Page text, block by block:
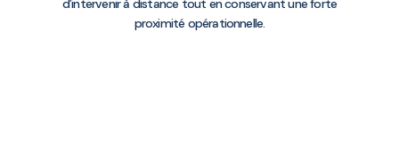
d’intervenir à distance tout en conservant une forte
proximité opérationnelle.